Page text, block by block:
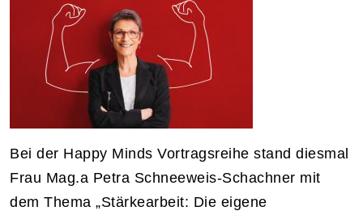
Bei der Happy Minds Vortragsreihe stand diesmal
Frau Mag.a Petra Schneeweis-Schachner mit
dem Thema „Stärkearbeit: Die eigene